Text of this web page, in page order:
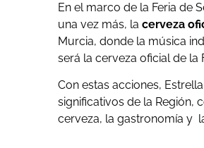
En el marco de la Feria de
una vez más, la cerveza
Murcia, donde la música
será la cerveza oficial de la
Con estas acciones,
significativos de la Región,
cerveza, la gastronomía y